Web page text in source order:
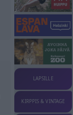
LAPSILLE
KIRPPIS & VINTAGE